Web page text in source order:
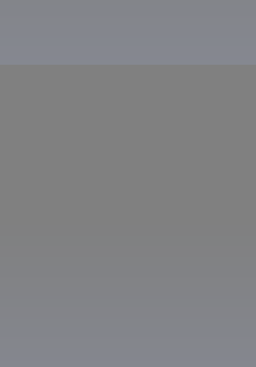
Das Ökozentrum
Theiß-Sees auf interaktive
das größte
dem man den Wandel des
Jahreszeit mitverfolgen
autochthone Tierarten wie
das Reh. Das Ökozentrum
Programm für Jung und